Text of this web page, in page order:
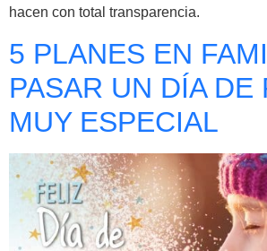
hacen con total transparencia.
5 PLANES EN
PASAR UN DÍA DE
MUY ESPECIAL